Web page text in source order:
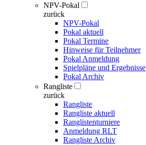
NPV-Pokal
zurück
NPV-Pokal
Pokal aktuell
Pokal Termine
Hinweise für Teilnehmer
Pokal Anmeldung
Spielpläne und Ergebnisse
Pokal Archiv
Rangliste
zurück
Rangliste
Rangliste aktuell
Ranglistenturniere
Anmeldung RLT
Rangliste Archiv